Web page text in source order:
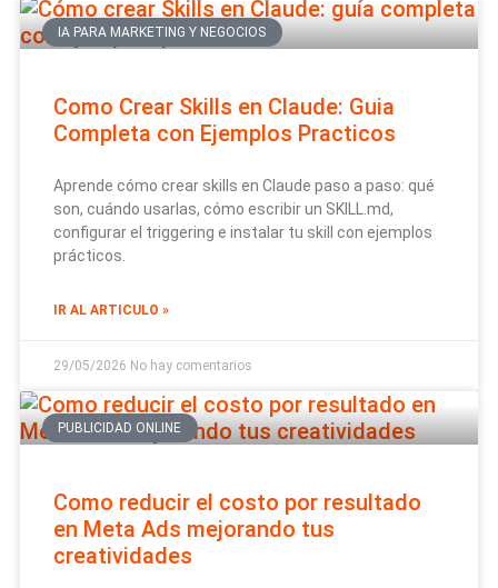
IA PARA MARKETING Y NEGOCIOS
Como Crear Skills en Claude: Guia
Completa con Ejemplos Practicos
Aprende cómo crear skills en Claude paso a paso: qué
son, cuándo usarlas, cómo escribir un SKILL.md,
configurar el triggering e instalar tu skill con ejemplos
prácticos.
IR AL ARTICULO »
29/05/2026 No hay comentarios
PUBLICIDAD ONLINE
Como reducir el costo por resultado
en Meta Ads mejorando tus
creatividades